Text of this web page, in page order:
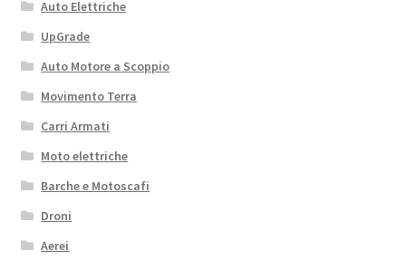
Auto Elettriche
UpGrade
Auto Motore a Scoppio
Movimento Terra
Carri Armati
Moto elettriche
Barche e Motoscafi
Droni
Aerei